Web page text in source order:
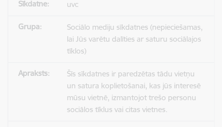
uvc
Sociālo mediju sīkdatnes (nepieciešamas,
lai Jūs varētu dalīties ar saturu sociālajos
tīklos)
Šīs sīkdatnes ir paredzētas tādu vietņu
un satura koplietošanai, kas jūs interesē
mūsu vietnē, izmantojot trešo personu
sociālos tīklus vai citas vietnes.